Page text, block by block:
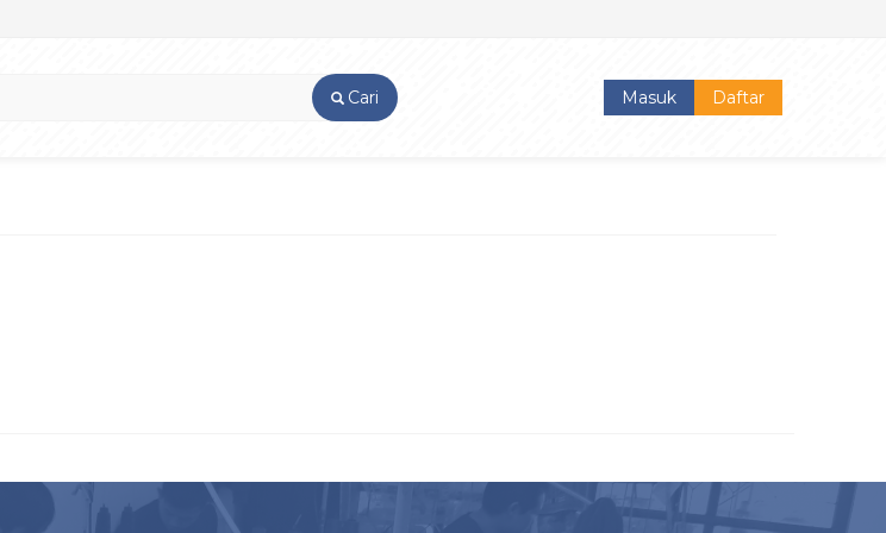
Cari Masuk Daftar